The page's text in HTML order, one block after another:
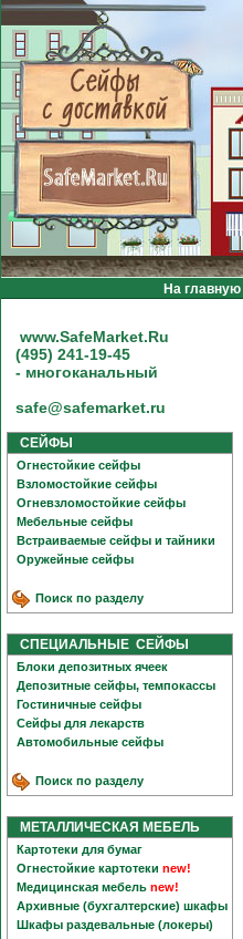
На главную
www.SafeMarket.Ru
(495) 241-19-45
- многоканальный
safe@safemarket.ru
СЕЙФЫ
Огнестойкие сейфы
Взломостойкие сейфы
Огневзломостойкие сейфы
Мебельные сейфы
Встраиваемые сейфы и тайники
Оружейные сейфы
Поиск по разделу
СПЕЦИАЛЬНЫЕ СЕЙФЫ
Блоки депозитных ячеек
Депозитные сейфы, темпокассы
Гостиничные сейфы
Сейфы для лекарств
Автомобильные сейфы
Поиск по разделу
МЕТАЛЛИЧЕСКАЯ МЕБЕЛЬ
Картотеки для бумаг
Огнестойкие картотеки new!
Медицинская мебель new!
Архивные (бухгалтерские) шкафы
Шкафы раздевальные (локеры)